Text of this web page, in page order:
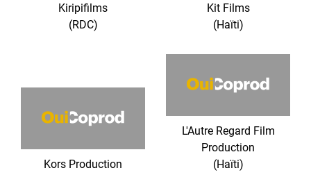
Kiripifilms
(RDC)
Kit Films
(Haïti)
Kors Production
L'Autre Regard Film
Production
(Haïti)